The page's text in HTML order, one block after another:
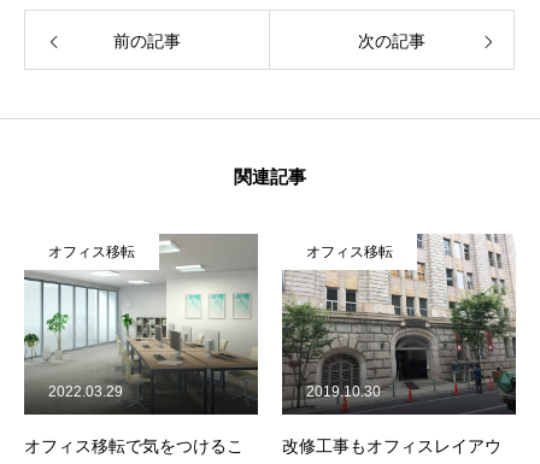
前の記事 次の記事
関連記事
オフィス移転
オフィス移転で気をつけるこ
2022.03.29
オフィス移転
改修工事もオフィスレイアウ
2019.10.30